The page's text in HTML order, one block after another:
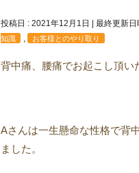
投稿日 : 2021年12月1日 最終更新
知識
お客様とのやり取り
背中痛、腰痛でお起こし頂い
Aさんは一生懸命な性格で背
ました。